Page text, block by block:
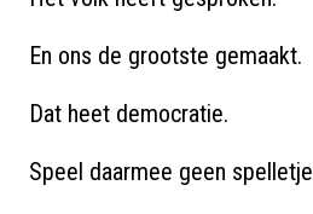
En ons de grootste gemaakt.
Dat heet democratie.
Speel daarmee geen